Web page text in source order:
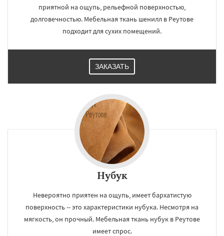
Сергиев Посад
Серпухов
Купавна Ступино
Химки Хотьково
Чехов Шатура Щелково
Электросталь
Андреево
Богородское
Быково Вербилки
Загорянский
Запрудная Заречье Зеленоградск
Красково
Лесной Лесной Городок Лопатино
приятной на ощупь, рельефной поверхностью,
долговечностью. Мебельная ткань шенилл в Реутове
подходит для сухих помещений.
ЗАКАЗАТЬ
Нубук
Невероятно приятен на ощупь, имеет бархатистую
поверхность -- это характеристики нубука. Несмотря на
мягкость, он прочный. Мебельная ткань нубук в Реутове
имеет спрос.
УЗНАТЬ ПОДРОБНЕЕ
Даю согласие на обработку персональных данных